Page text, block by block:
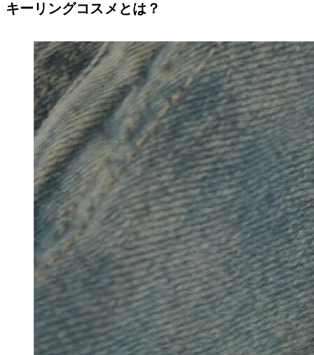
キーリングコスメとは？